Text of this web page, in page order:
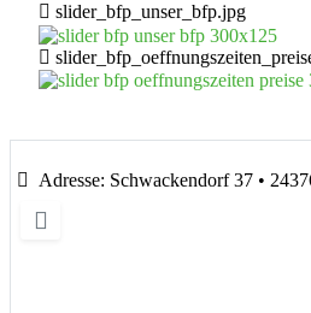
slider_bfp_unser_bfp.jpg
Adresse: Schwackendorf 37 •